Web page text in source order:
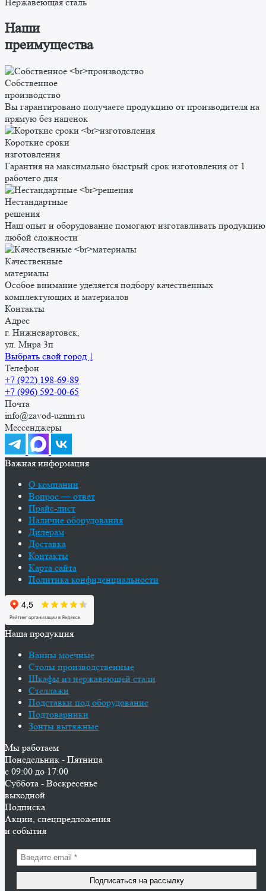
Наши
преимущества
Собственное
производство
Вы гарантировано получаете продукцию от производителя на
прямую без наценок
Короткие сроки
изготовления
Гарантия на максимально быстрый срок изготовления от 1
рабочего дня
Нестандартные
решения
Наш опыт и оборудование помогают изготавливать продукцию
любой сложности
Качественные
материалы
Особое внимание уделяется подбору качественных
комплектующих и материалов
Контакты
Адрес
г. Нижневартовск,
ул. Мира 3п
Выбрать свой город ↓
Телефон
+7 (922) 198-69-89
+7 (996) 592-00-65
Почта
info@zavod-uznm.ru
Мессенджеры
Важная информация
О компании
Вопрос — ответ
Прайс-лист
Наличие оборудования
Дилерам
Доставка
Контакты
Карта сайта
Политика конфиденциальности
Наша продукция
Ванны моечные
Столы производственные
Шкафы из нержавеющей стали
Стеллажи
Подставки под оборудование
Подтоварники
Зонты вытяжные
Мы работаем
Понедельник - Пятница
с 09:00 до 17:00
Суббота - Воскресенье
выходной
Подписка
Акции, спецпредложения
и события